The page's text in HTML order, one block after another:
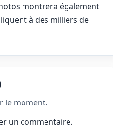
montrera également
à des milliers de
le moment.
un commentaire.